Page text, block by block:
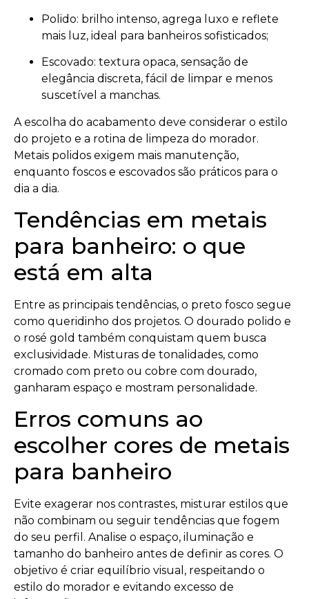
Polido: brilho intenso, agrega luxo e reflete
mais luz, ideal para banheiros sofisticados;
Escovado: textura opaca, sensação de
elegância discreta, fácil de limpar e menos
suscetível a manchas.
A escolha do acabamento deve considerar o estilo
do projeto e a rotina de limpeza do morador.
Metais polidos exigem mais manutenção,
enquanto foscos e escovados são práticos para o
dia a dia.
Tendências em metais
para banheiro: o que
está em alta
Entre as principais tendências, o preto fosco segue
como queridinho dos projetos. O dourado polido e
o rosé gold também conquistam quem busca
exclusividade. Misturas de tonalidades, como
cromado com preto ou cobre com dourado,
ganharam espaço e mostram personalidade.
Erros comuns ao
escolher cores de metais
para banheiro
Evite exagerar nos contrastes, misturar estilos que
não combinam ou seguir tendências que fogem
do seu perfil. Analise o espaço, iluminação e
tamanho do banheiro antes de definir as cores. O
objetivo é criar equilíbrio visual, respeitando o
estilo do morador e evitando excesso de